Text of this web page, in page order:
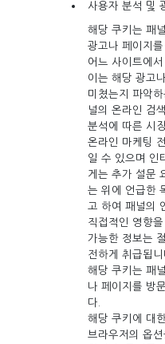
사용자 분석 및
해당 쿠키는 패
광고나 페이지
어느 사이트에
이는 해당 광고
미쳤는지 파악
널의 온라인 검
분석에 따른 시
온라인 마케팅
일 수 있으며 인
게는 추가 설문
는 위에 언급한
고 하여 패널의
직접적인 영향
가능한 정보는
전하게 취급됩니
해당 쿠키는 패
나 페이지를 방
다.
해당 쿠키에 대
브라우저의 옵